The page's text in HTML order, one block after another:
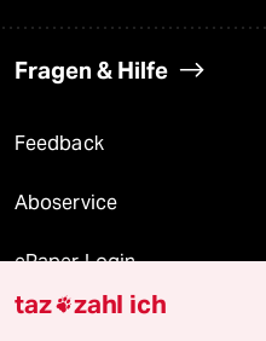
Fragen & Hilfe
Feedback
Aboservice
ePaper Login
Downloads für Abonnierende
taz zahl ich